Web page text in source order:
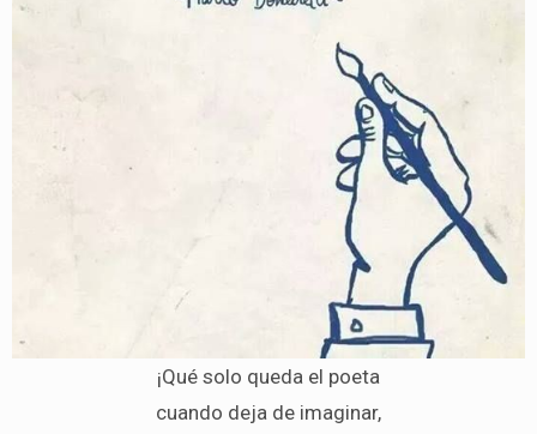
¡Qué solo queda el poeta
cuando deja de imaginar,